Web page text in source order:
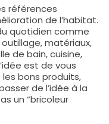
références
de l’habitat.
quotidien comme
matériaux,
de bain, cuisine,
est de vous
bons produits,
de l’idée à la
un “bricoleur